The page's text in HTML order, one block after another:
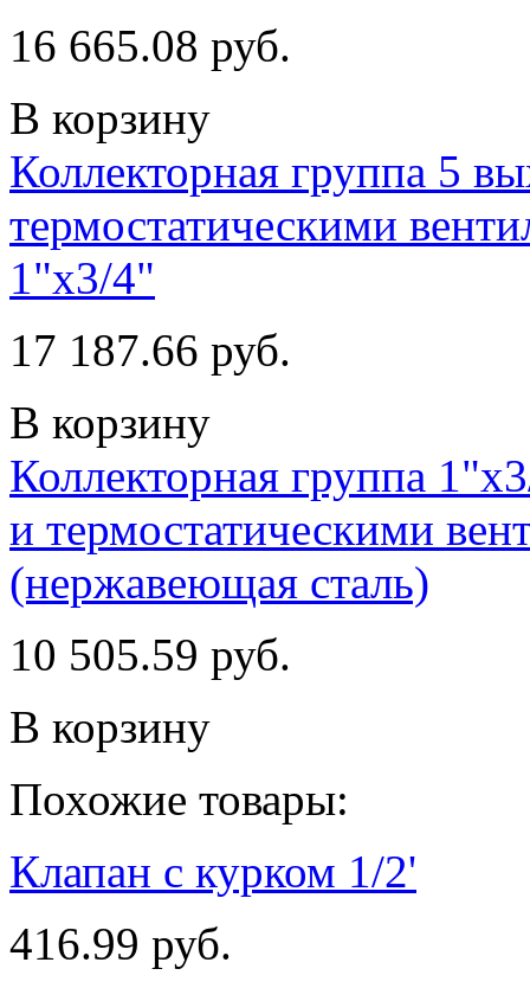
16 665.08 руб.
В корзину
Коллекторная группа 5
термостатическими
1"х3/4"
17 187.66 руб.
В корзину
Коллекторная группа
и термостатическими
(нержавеющая сталь)
10 505.59 руб.
В корзину
Похожие товары:
Клапан с курком 1/2'
416.99 руб.